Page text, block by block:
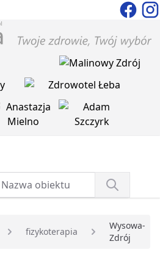
fizykoterapia
Wysowa-
Zdrój